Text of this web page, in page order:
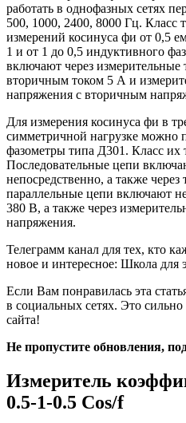
работать в однофазных сетях
500, 1000, 2400, 8000 Гц. Класс
измерений косинуса фи от 0,5
1 и от 1 до 0,5 индуктивного
включают через измерительные
вторичным током 5 А и
напряжения с вторичным
Для измерения косинуса фи в
симметричной нагрузке можно
фазометры типа Д301. Класс их
Последовательные цепи
непосредственно, а также через
параллельные цепи включают
380 В, а также через
напряжения.
Телеграмм канал для тех, кто
новое и интересное: Школа для
Если Вам понравилась эта
в социальных сетях. Это
сайта!
Не пропустите обновления,
Измеритель
0.5-1-0.5 Cos/f